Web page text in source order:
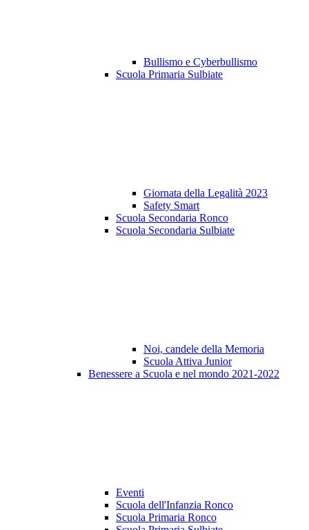
Bullismo e Cyberbullismo
Scuola Primaria Sulbiate
Giornata della Legalità 2023
Safety Smart
Scuola Secondaria Ronco
Scuola Secondaria Sulbiate
Noi, candele della Memoria
Scuola Attiva Junior
Benessere a Scuola e nel mondo 2021-2022
Eventi
Scuola dell'Infanzia Ronco
Scuola Primaria Ronco